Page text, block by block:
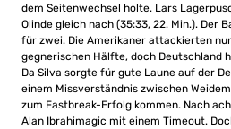
dem Seitenwechsel holte. Lars
Olinde gleich nach (35:33, 22. Min.). Der
für zwei. Die Amerikaner attackierten
gegnerischen Hälfte, doch Deutschland
Da Silva sorgte für gute Laune auf der
einem Missverständnis zwischen
zum Fastbreak-Erfolg kommen. Nach
Alan Ibrahimagic mit einem Timeout.